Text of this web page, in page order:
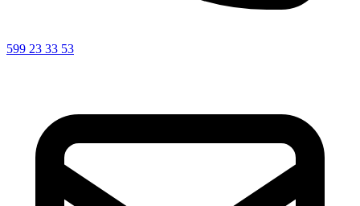
599 23 33 53